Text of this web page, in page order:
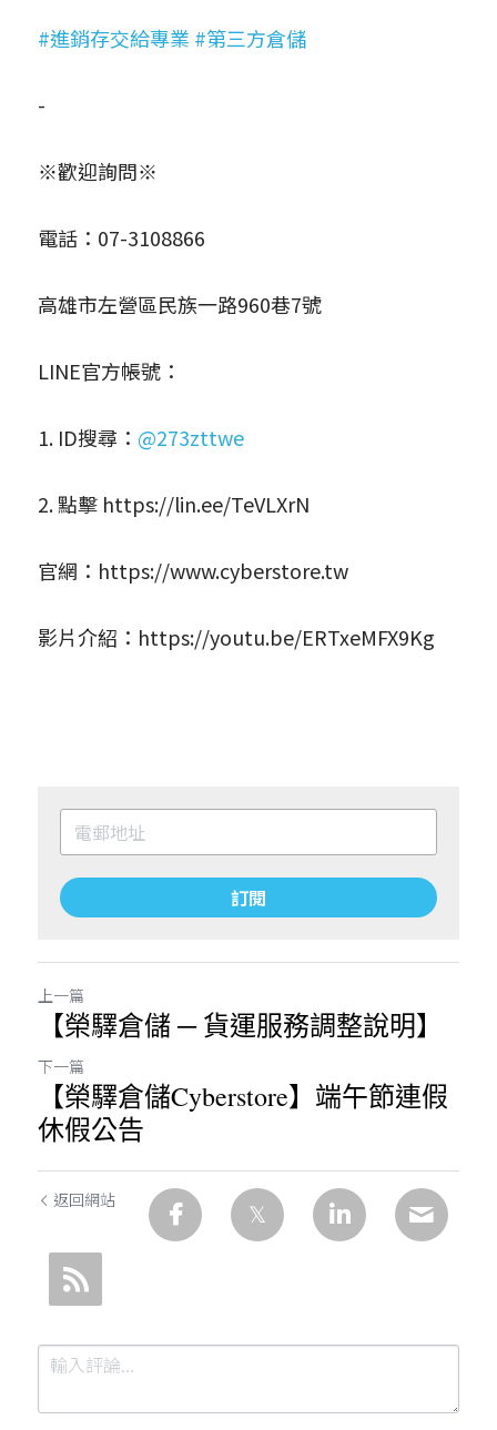
#進銷存交給專業 #第三方倉儲
-
※歡迎詢問※
電話：07-3108866
高雄市左營區民族一路960巷7號
LINE官方帳號：
1. ID搜尋： @273zttwe
2. 點擊 https://lin.ee/TeVLXrN
官網： https://www.cyberstore.tw
影片介紹： https://youtu.be/ERTxeMFX9Kg
訂閱
上一篇
【榮驛倉儲 ─ 貨運服務調整說明】
下一篇
【榮驛倉儲Cyberstore】端午節連假
休假公告
返回網站